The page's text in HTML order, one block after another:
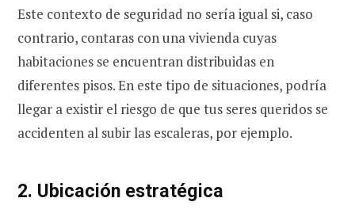
Este contexto de seguridad no sería igual si, caso
contrario, contaras con una vivienda cuyas
habitaciones se encuentran distribuidas en
diferentes pisos. En este tipo de situaciones, podría
llegar a existir el riesgo de que tus seres queridos se
accidenten al subir las escaleras, por ejemplo.
2. Ubicación estratégica